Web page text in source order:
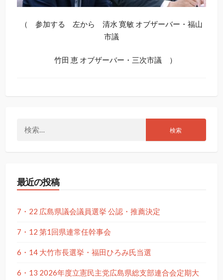
（ 参加する 左から 清水 寛敏 オブザーバー・福山
市議
竹田 恵 オブザーバー・三次市議 ）
最近の投稿
7・22 広島県議会議員選挙 公認・推薦決定
7・12 第1回県連常任幹事会
6・14 大竹市長選挙・福田ひろみ氏当選
6・13 2026年度立憲民主党広島県総支部連合会定期大